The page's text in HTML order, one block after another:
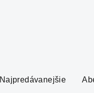
Najpredávanejšie